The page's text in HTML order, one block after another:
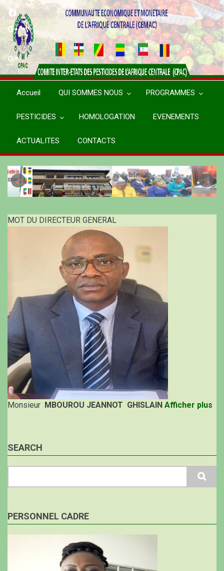
Aller
contenu
principal
Accueil QUI SOMMES NOUS PROGRAMMES
PESTICIDES HOMOLOGATION EVENEMENTS
ACTUALITES CONTACTS
MOT DU DIRECTEUR GENERAL
Monsieur MBOUROU JEANNOT GHISLAIN Afficher plus
SEARCH
PERSONNEL CADRE